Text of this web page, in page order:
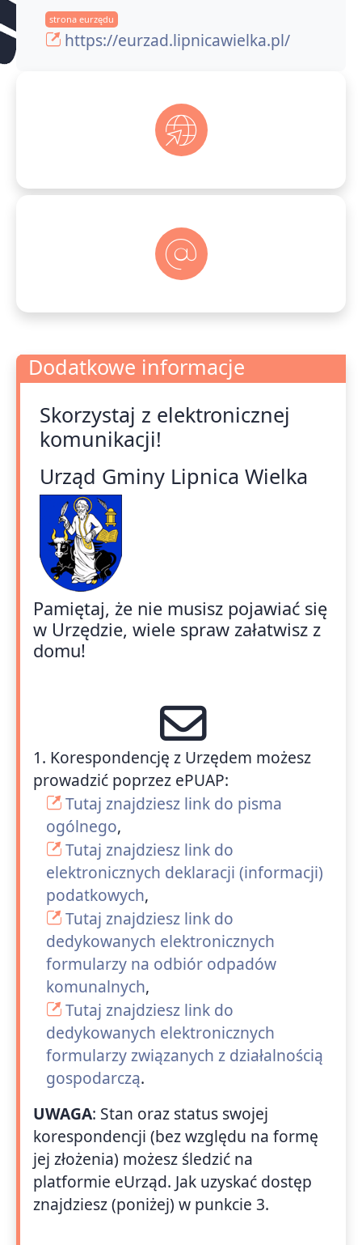
strona eurzędu
https://eurzad.lipnicawielka.pl/
Dodatkowe informacje
Dodatkowe informacje
Skorzystaj z elektronicznej
komunikacji!
Urząd Gminy Lipnica Wielka
Pamiętaj, że nie musisz pojawiać się
w Urzędzie, wiele spraw załatwisz z
domu!
1. Korespondencję z Urzędem możesz
prowadzić poprzez ePUAP:
Tutaj znajdziesz link do pisma
ogólnego,
Tutaj znajdziesz link do
elektronicznych deklaracji (informacji)
podatkowych,
Tutaj znajdziesz link do
dedykowanych elektronicznych
formularzy na odbiór odpadów
komunalnych,
Tutaj znajdziesz link do
dedykowanych elektronicznych
formularzy związanych z działalnością
gospodarczą.
UWAGA: Stan oraz status swojej
korespondencji (bez względu na formę
jej złożenia) możesz śledzić na
platformie eUrząd. Jak uzyskać dostęp
znajdziesz (poniżej) w punkcie 3.